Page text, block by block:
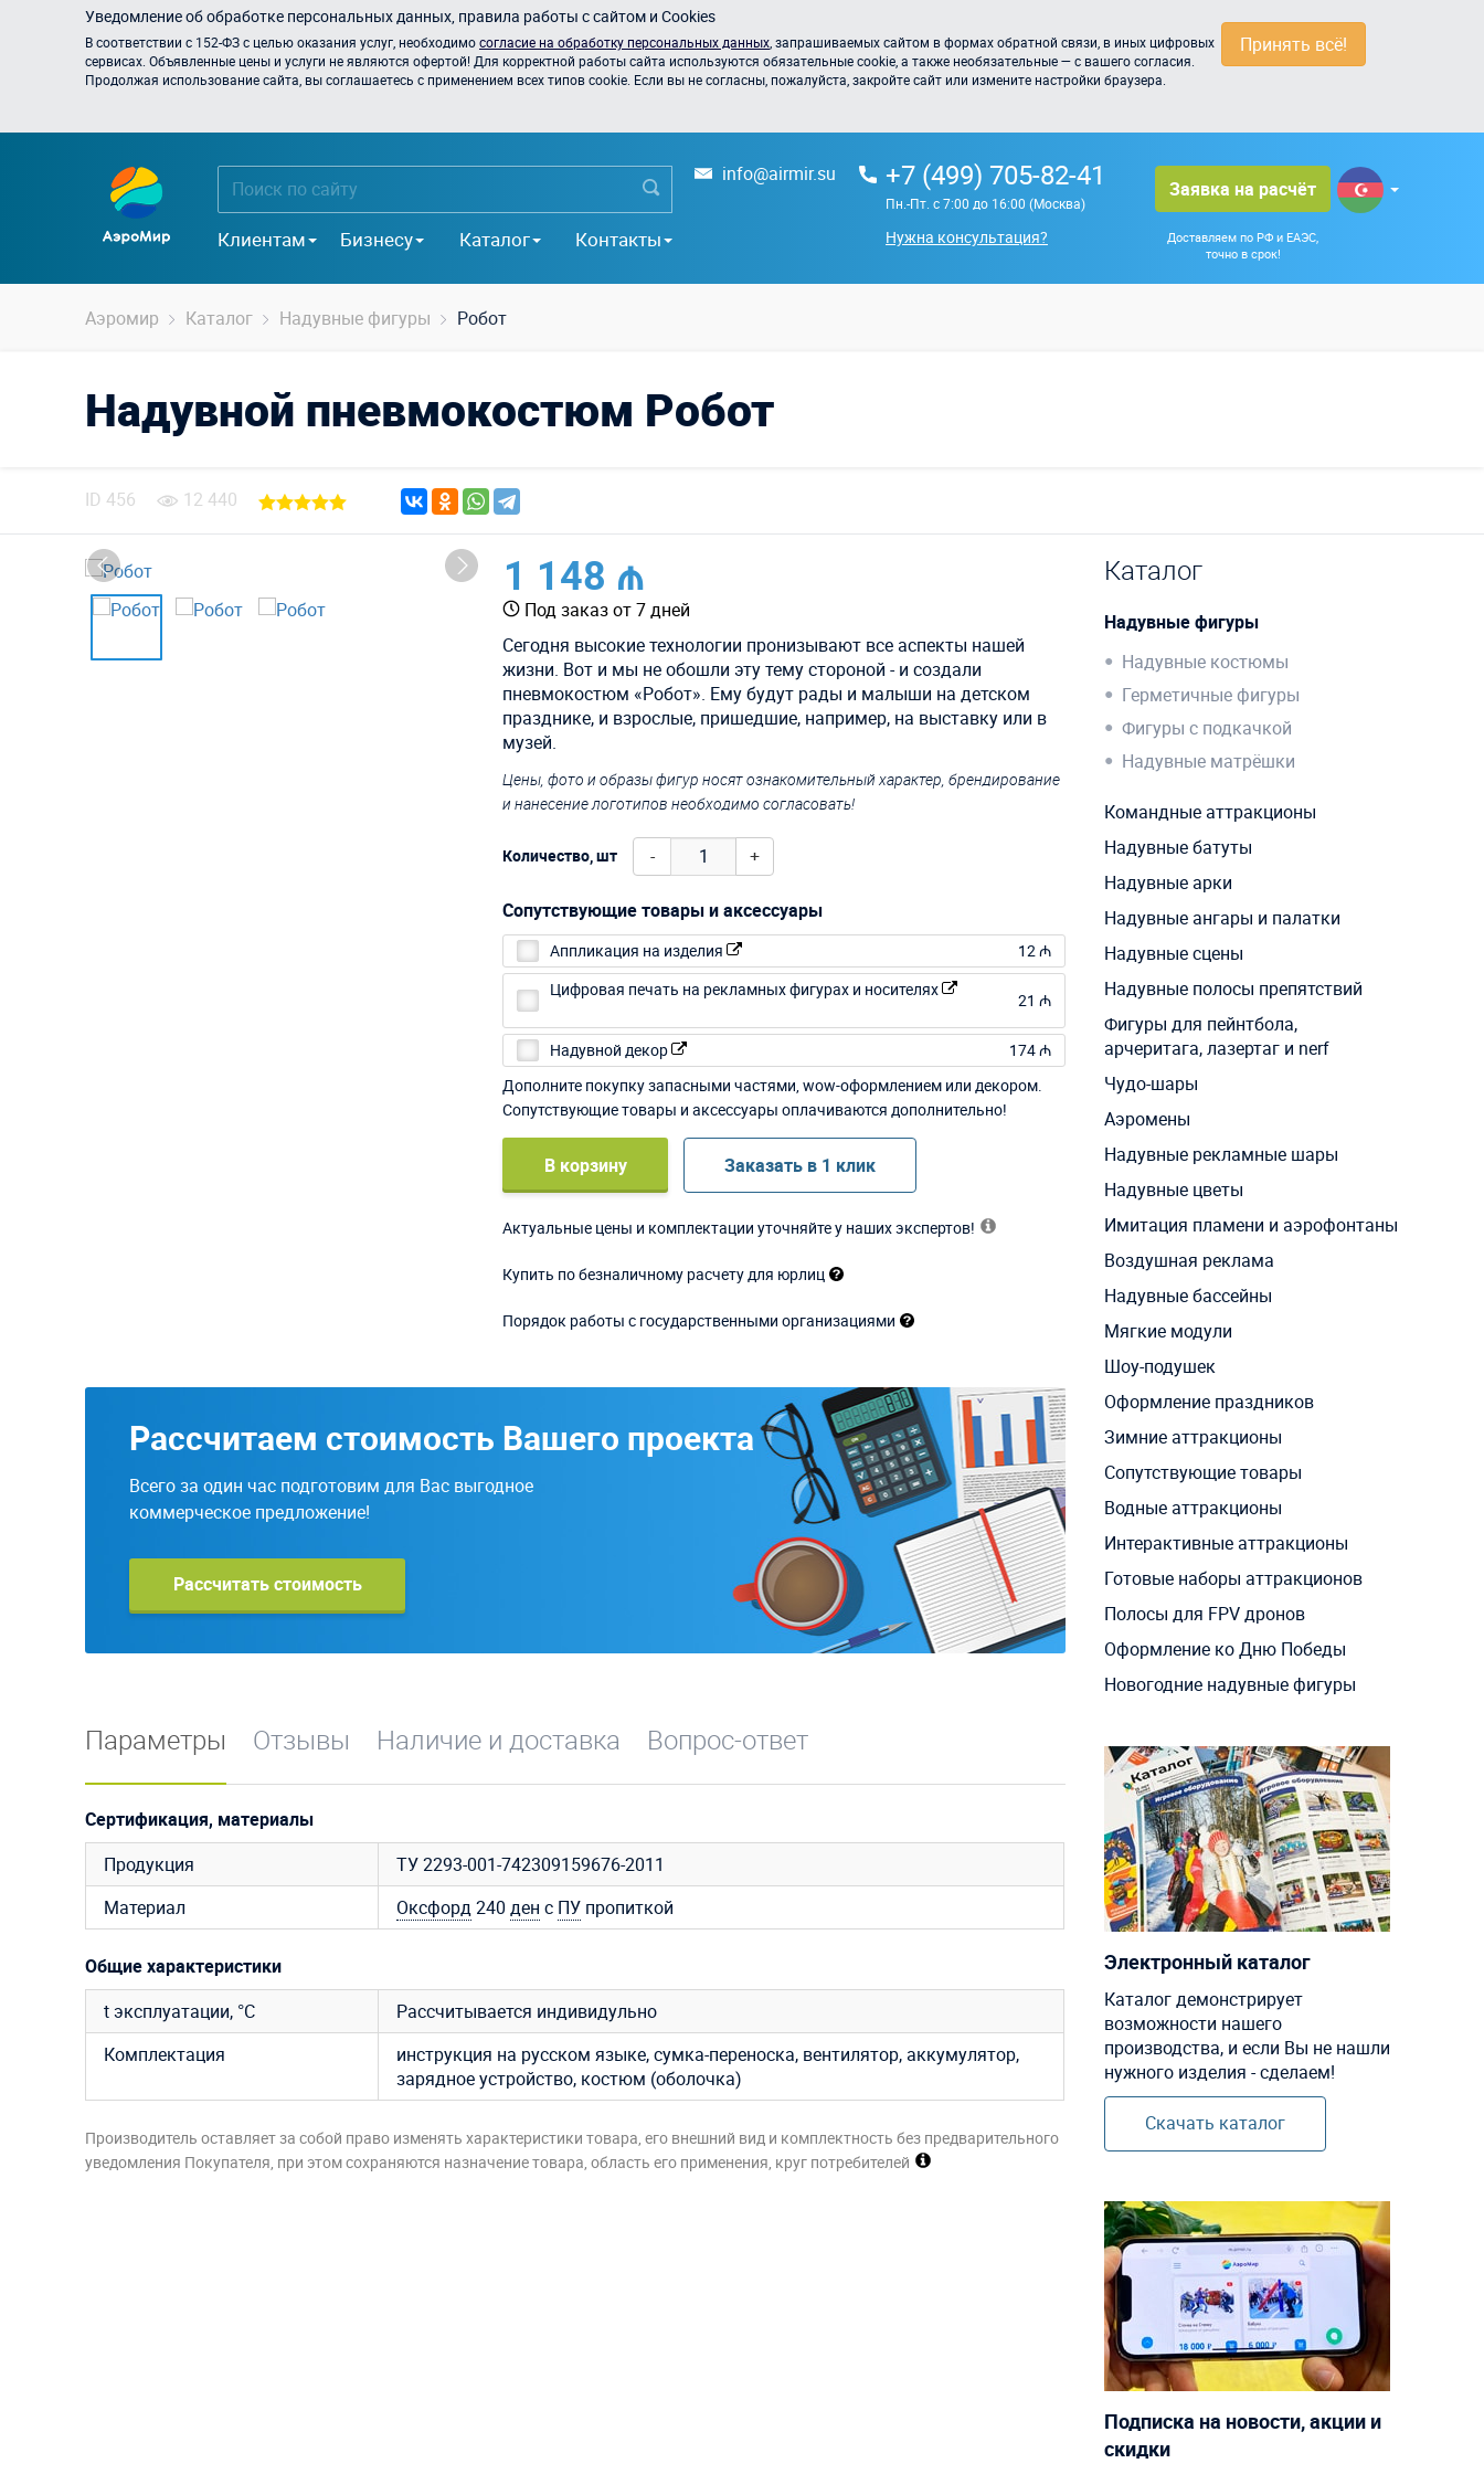
Принять всё!
Уведомление об обработке персональных данных, правила работы с сайтом и Cookies
В соответствии с 152-ФЗ с целью оказания услуг, необходимосогласие на обработку персональных данных , запрашиваемых сайтом в формах обратной связи, в иных цифровых
сервисах. Объявленные цены и услуги не являются офертой! Для корректной работы сайта используются обязательные cookie, а также необязательные — с вашего согласия.
Продолжая использование сайта, вы соглашаетесь с применением всех типов cookie. Если вы не согласны, пожалуйста, закройте сайт или измените настройки браузера.
Клиентам Бизнесу Каталог Контакты
info@airmir.su +7 (499) 705-82-41
Пн.-Пт. с 7:00 до 16:00 (Москва)
Нужна консультация?
Заявка на расчёт
Доставляем по РФ и ЕАЭС,
точно в срок!
Аэромир Каталог Надувные фигуры Робот
Надувной пневмокостюм Робот
ID 456 12 440
1 148 ₼
Под заказ от 7 дней
Сегодня высокие технологии пронизывают все аспекты нашей
жизни. Вот и мы не обошли эту тему стороной - и создали
пневмокостюм «Робот». Ему будут рады и малыши на детском
празднике, и взрослые, пришедшие, например, на выставку или в
музей.
Цены, фото и образы фигур носят ознакомительный характер, брендирование
и нанесение логотипов необходимо согласовать!
Количество, шт - +
Сопутствующие товары и аксессуары
Аппликация на изделия
12 ₼
Цифровая печать на рекламных фигурах и носителях
21 ₼
Надувной декор
174 ₼
Дополните покупку запасными частями, wow-оформлением или декором.
Сопутствующие товары и аксессуары оплачиваются дополнительно!
В корзину Заказать в 1 клик
Актуальные цены и комплектации уточняйте у наших экспертов!
Купить по безналичному расчету для юрлиц
Порядок работы с государственными организациями
Рассчитаем стоимость Вашего проекта
Всего за один час подготовим для Вас выгодное
коммерческое предложение!
Рассчитать стоимость
Параметры Отзывы Наличие и доставка Вопрос-ответ
Сертификация, материалы
Продукция
ТУ 2293-001-742309159676-2011
Материал
Оксфорд240 ден с ПУ пропиткой
Общие характеристики
t эксплуатации, °C
Рассчитывается индивидульно
Комплектация
инструкция на русском языке, сумка-переноска, вентилятор, аккумулятор,
зарядное устройство, костюм (оболочка)
Производитель оставляет за собой право изменять характеристики товара, его внешний вид и комплектность без предварительного
уведомления Покупателя, при этом сохраняются назначение товара, область его применения, круг потребителей
Каталог
Надувные фигуры
Надувные костюмы
Герметичные фигуры
Фигуры с подкачкой
Надувные матрёшки
Командные аттракционы
Надувные батуты
Надувные арки
Надувные ангары и палатки
Надувные сцены
Надувные полосы препятствий
Фигуры для пейнтбола,
арчеритага, лазертаг и nerf
Чудо-шары
Аэромены
Надувные рекламные шары
Надувные цветы
Имитация пламени и аэрофонтаны
Воздушная реклама
Надувные бассейны
Мягкие модули
Шоу-подушек
Оформление праздников
Зимние аттракционы
Сопутствующие товары
Водные аттракционы
Интерактивные аттракционы
Готовые наборы аттракционов
Полосы для FPV дронов
Оформление ко Дню Победы
Новогодние надувные фигуры
Электронный каталог
Каталог демонстрирует
возможности нашего
производства, и если Вы не нашли
нужного изделия - сделаем!
Скачать каталог
Подписка на новости, акции и
скидки